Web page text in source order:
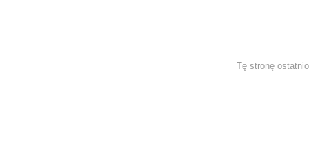
Tę stronę